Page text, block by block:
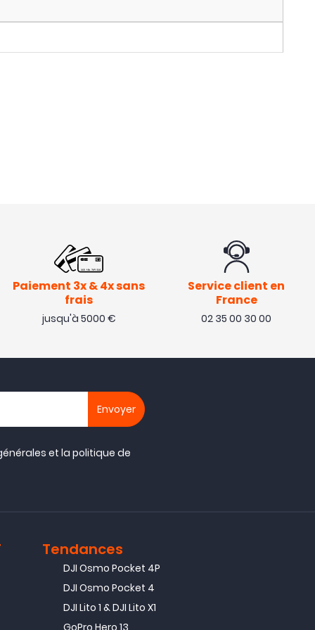
Paiement 3x & 4x sans
frais
jusqu'à 5000 €
Service client en
France
02 35 00 30 00
et lapolitique de
Tendances
DJI Osmo Pocket 4P
DJI Osmo Pocket 4
DJI Lito 1 & DJI Lito X1